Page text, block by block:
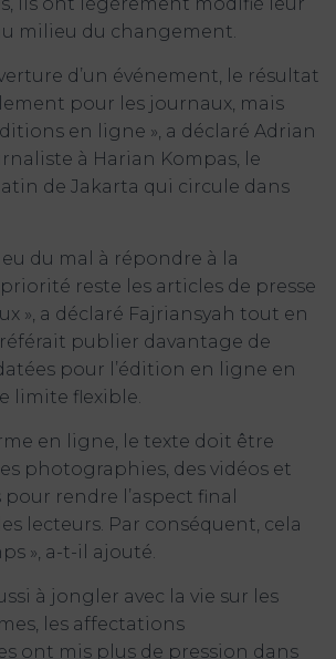
milieu du changement.
d’un événement, le résultat
pour les journaux, mais
en ligne », a déclaré Adrian
à Harian Kompas, le
de Jakarta qui circule dans
du mal à répondre à la
reste les articles de presse
», a déclaré Fajriansyah tout en
publier davantage de
pour l’édition en ligne en
limite flexible.
en ligne, le texte doit être
photographies, des vidéos et
rendre l’aspect final
lecteurs. Par conséquent, cela
», a-t-il ajouté.
à jongler avec la vie sur les
les affectations
ont mis plus de pression dans